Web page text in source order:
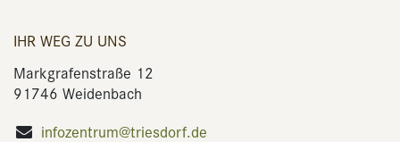
IHR WEG ZU UNS
Markgrafenstraße 12
91746 Weidenbach
infozentrum@triesdorf.de